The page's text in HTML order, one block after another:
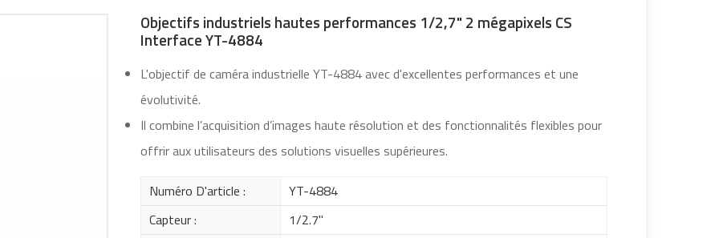
Objectifs industriels hautes performances 1/2,7" 2 mégapixels CS
Interface YT-4884
L'objectif de caméra industrielle YT-4884 avec d'excellentes performances et une
évolutivité.
Il combine l’acquisition d’images haute résolution et des fonctionnalités flexibles pour
offrir aux utilisateurs des solutions visuelles supérieures.
Numéro D'article :
YT-4884
Capteur :
1/2.7"